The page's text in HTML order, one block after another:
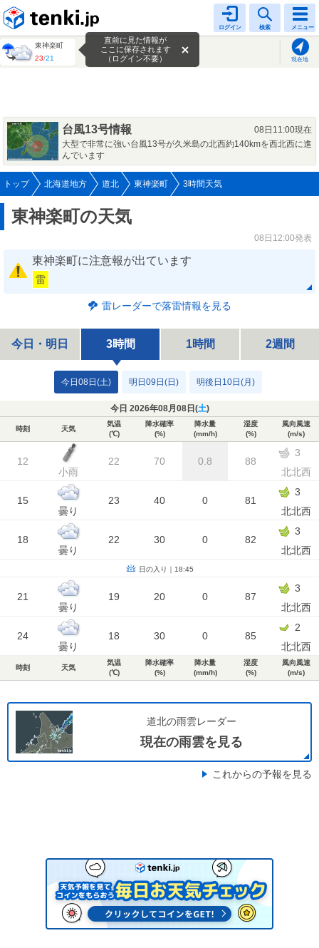
ログイン 検索 メニュー
東神楽町
23/21 現在地
直前に見た情報が
ここに保存されます
（ログイン不要）
台風13号情報
08日11:00現在
大型で非常に強い台風13号が久米島の北西約140kmを西北西に進
んでいます
トップ 北海道地方 道北 東神楽町 3時間天気
東神楽町の天気
08日12:00発表
東神楽町に注意報が出ています
雷
雷レーダーで落雷情報を見る
今日・明日 3時間 1時間 2週間
今日08日(土) 明日09日(日) 明後日10日(月)
今日 2026年08月08日(土)
時刻 天気
気温
(℃)
降水確率
(%)
降水量
(mm/h)
湿度
(%)
風向風速
(m/s)
12
小雨
22 70 0.8 88
3
北北西
15
曇り
23 40 0 81
3
北北西
18
曇り
22 30 0 82
3
北北西
日の入り｜18:45
21
曇り
19 20 0 87
3
北北西
24
曇り
18 30 0 85
2
北北西
時刻 天気
気温
(℃)
降水確率
(%)
降水量
(mm/h)
湿度
(%)
風向風速
(m/s)
道北の雨雲レーダー
現在の雨雲を見る
これからの予報を見る